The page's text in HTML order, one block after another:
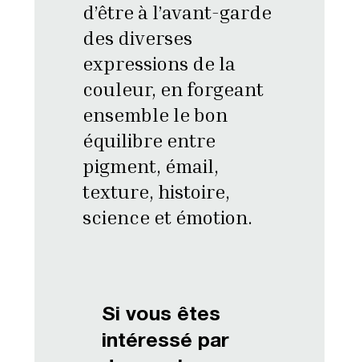
d’être à l’avant-garde
des diverses
expressions de la
couleur, en forgeant
ensemble le bon
équilibre entre
pigment, émail,
texture, histoire,
science et émotion.
Si vous êtes
intéressé par